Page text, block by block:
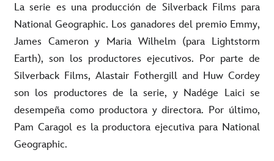
La serie es una producción de Silverback Films para
National Geographic. Los ganadores del premio Emmy,
James Cameron y Maria Wilhelm (para Lightstorm
Earth), son los productores ejecutivos. Por parte de
Silverback Films, Alastair Fothergill and Huw Cordey
son los productores de la serie, y Nadége Laici se
desempeña como productora y directora. Por último,
Pam Caragol es la productora ejecutiva para National
Geographic.